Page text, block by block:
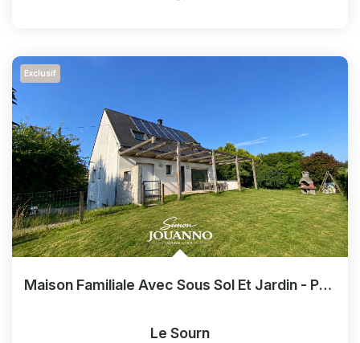
Exclusif
Maison Familiale Avec Sous Sol Et Jardin - Proche De Pontivy
Le Sourn